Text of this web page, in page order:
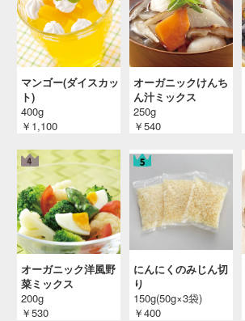
マンゴー(ダイスカッ
ト)
400g
￥1,100
オーガニックけんち
ん汁ミックス
250g
￥540
オーガニック洋風野
菜ミックス
200g
￥530
にんにくのみじん切
り
150g(50g×3袋)
￥400